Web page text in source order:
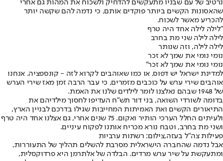
נרטיב של עם שבניו מתעקשים להדחיק ולשכוח את המהות גם אחרי
שהאסונות הקשים ביותר פוקדים אותם, כי נדמה להם שקשה יותר
להכריע מאשר לשכוח.
"לילה לילה אחד היה טרף
לילה לילה שני מת בחרב
לילה לילה, וזה שנותר
נומי נומי את שמך לא זכר
נומי נומי את שמך לא זכר"
למדינת ישראל יש דפוס, או כמו שאוהבים לקרוא לזה - קונספציה. אנחנו
אוהבים שירי ערש על כוכבים מזמרים, כי עבר הרבה זמן מאז שירי הערש
של 1948 שבהם נאלצנו לומר לילדים שלנו את האמת.
בדומה לשורדי השואה, בני דור תש"ח העדיפו לחסוך מילדיהם את
התיאורים הקשים ואת האמיתות המחייבות שגילו בדרכם לבניין הארץ,
ולעיתים החלל הערכי הותיר ואקום. 75 שנים אחרי, גם אצלנו אחד היה טרף
ושני מת בחרב, וטבח נורא מכריח אותנו לפקוח עיניים.
פעילות צה"ל בעזה,צילום: רשתות ערביות
אבל נדמה שהחברה הישראלית מסרבת להשלים תהליך של התעוררות,
ומתעקשת על שיר ערש מרדים. הבלדה של אלתרמן היא פרדוקסלית,